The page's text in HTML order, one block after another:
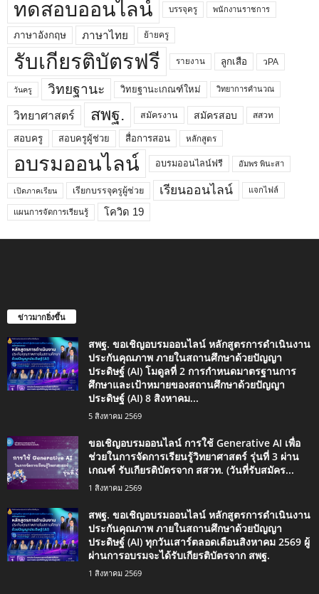
ทดสอบออนไลน์ บรรจุครู พนักงานราชการ
ภาษาอังกฤษ ภาษาไทย ย้ายครู
รับเกียรติบัตรฟรี รายงาน ลูกเสือ วPA
วันครู วิทยฐานะ วิทยฐานะเกณฑ์ใหม่ วิทยาการคำนวณ
วิทยาศาสตร์ สพฐ. สมัครงาน สมัครสอบ สสวท
สอบครู สอบครูผู้ช่วย สื่อการสอน หลักสูตร
อบรมออนไลน์ อบรมออนไลน์ฟรี อัมพร พินะสา
เปิดภาคเรียน เรียกบรรจุครูผู้ช่วย เรียนออนไลน์ แจกไฟล์
แผนการจัดการเรียนรู้ โควิด 19
ข่าวมากยิ่งขึ้น
สพฐ. ขอเชิญอบรมออนไลน์ หลักสูตรการดำเนินงาน
ประกันคุณภาพ ภายในสถานศึกษาด้วยปัญญา
ประดิษฐ์ (AI) โมดูลที่ 2 การกำหนดมาตรฐานการ
ศึกษาและเป้าหมายของสถานศึกษาด้วยปัญญา
ประดิษฐ์ (AI) 8 สิงหาคม...
5 สิงหาคม 2569
ขอเชิญอบรมออนไลน์ การใช้ Generative AI เพื่อ
ช่วยในการจัดการเรียนรู้วิทยาศาสตร์ รุ่นที่ 3 ผ่าน
เกณฑ์ รับเกียรติบัตรจาก สสวท. (วันที่รับสมัคร...
1 สิงหาคม 2569
สพฐ. ขอเชิญอบรมออนไลน์ หลักสูตรการดำเนินงาน
ประกันคุณภาพ ภายในสถานศึกษาด้วยปัญญา
ประดิษฐ์ (AI) ทุกวันเสาร์ตลอดเดือนสิงหาคม 2569 ผู้
ผ่านการอบรมจะได้รับเกียรติบัตรจาก สพฐ.
1 สิงหาคม 2569